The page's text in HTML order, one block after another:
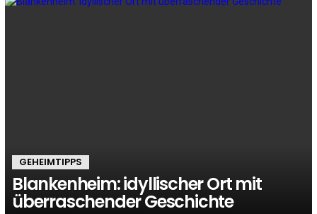
GEHEIMTIPPS
Blankenheim: idyllischer Ort mit
überraschender Geschichte